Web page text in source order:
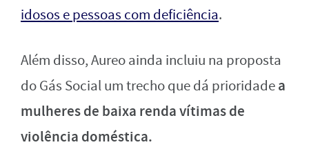
idosos e pessoas com deficiência.
Além disso, Aureo ainda incluiu na proposta
do Gás Social um trecho que dá prioridadea
mulheres de baixa renda vítimas de
violência doméstica.